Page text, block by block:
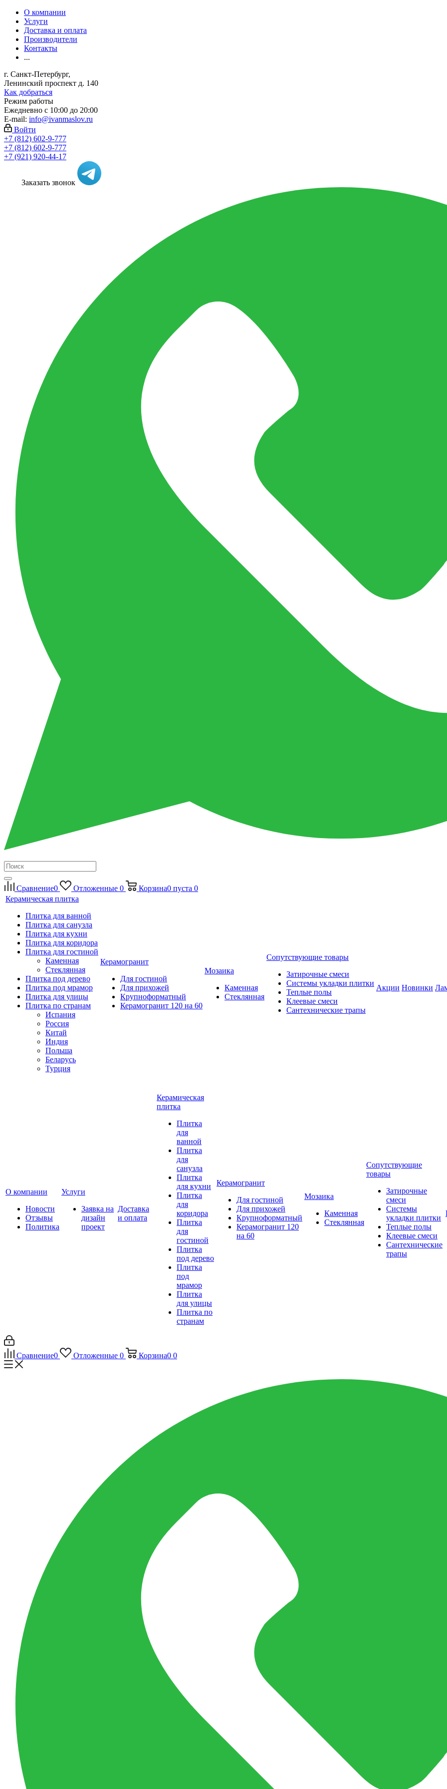
О компании
Услуги
Доставка и оплата
Производители
Контакты
...
г. Санкт-Петербург,
Ленинский проспект д. 140
Как добраться
Режим работы
Ежедневно с 10:00 до 20:00
E-mail: info@ivanmaslov.ru
Войти
+7 (812) 602-9-777
+7 (812) 602-9-777
+7 (921) 920-44-17
Заказать звонок
Сравнение0 Отложенные 0 Корзина0 пуста 0
Керамическая плитка
Плитка для ванной
Плитка для санузла
Плитка для кухни
Плитка для коридора
Плитка для гостиной
Каменная
Стеклянная
Плитка под дерево
Плитка под мрамор
Плитка для улицы
Плитка по странам
Испания
Россия
Китай
Индия
Польша
Беларусь
Турция
Керамогранит
Для гостиной
Для прихожей
Крупноформатный
Керамогранит 120 на 60
Мозаика
Каменная
Стеклянная
Сопутствующие товары
Затирочные смеси
Системы укладки плитки
Теплые полы
Клеевые смеси
Сантехнические трапы
Акции Новинки
О компании
Новости
Отзывы
Политика
Услуги
Заявка на
дизайн
проект
Доставка
и оплата
Керамическая
плитка
Плитка
для
ванной
Плитка
для
санузла
Плитка
для кухни
Плитка
для
коридора
Плитка
для
гостиной
Плитка
под дерево
Плитка
под
мрамор
Плитка
для улицы
Плитка по
странам
Керамогранит
Для гостиной
Для прихожей
Крупноформатный
Керамогранит 120
на 60
Мозаика
Каменная
Стеклянная
Сопутствующие
товары
Затирочные
смеси
Системы
укладки плитки
Теплые полы
Клеевые смеси
Сантехнические
трапы
Сравнение0 Отложенные 0 Корзина0 0